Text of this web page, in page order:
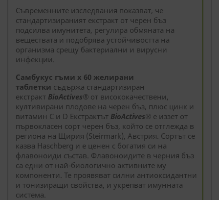
Съвременните изследвания показват, че
стандартизираният екстракт от черен бъз
подсилва имунитета, регулира обмяната на
веществата и подобрява устойчивостта на
организма срещу бактериални и вирусни
инфекции.
Самбукус гъми x 60 желирани
таблетки съдържа стандартизиран
екстракт BioActives® от висококачествени,
култивирани плодове на черен бъз, плюс цинк и
витамин С и D Екстрактът BioActives® е иззет от
първокласен сорт черен бъз, който се отглежда в
региона на Щирия (Steirmark), Австрия. Сортът се
казва Haschberg и е ценен с богатия си на
флавоноиди състав. Флавоноидите в черния бъз
са едни от най-биологично активните му
компоненти. Те проявяват силни антиоксидантни
и тонизиращи свойства, и укрепват имунната
система.